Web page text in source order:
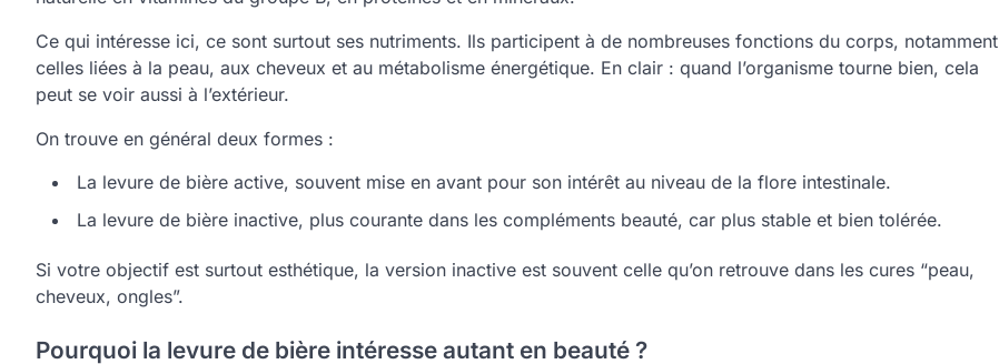
Ce qui intéresse ici, ce sont surtout ses nutriments. Ils participent à de nombreuses fonctions du corps, notamment
celles liées à la peau, aux cheveux et au métabolisme énergétique. En clair : quand l’organisme tourne bien, cela
peut se voir aussi à l’extérieur.
On trouve en général deux formes :
La levure de bière active, souvent mise en avant pour son intérêt au niveau de la flore intestinale.
La levure de bière inactive, plus courante dans les compléments beauté, car plus stable et bien tolérée.
Si votre objectif est surtout esthétique, la version inactive est souvent celle qu’on retrouve dans les cures “peau,
cheveux, ongles”.
Pourquoi la levure de bière intéresse autant en beauté ?